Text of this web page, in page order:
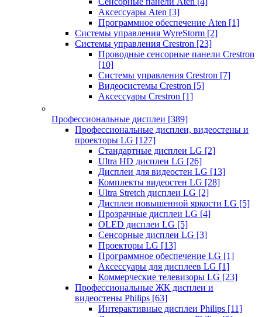
Аксессуары Aten [3]
Программное обеспечение Aten [1]
Системы управления WyreStorm [2]
Системы управления Crestron [23]
Проводные сенсорные панели Crestron
[10]
Системы управления Crestron [7]
Видеосистемы Crestron [5]
Аксессуары Crestron [1]
Профессиональные дисплеи [389]
Профессиональные дисплеи, видеостены и
проекторы LG [127]
Стандартные дисплеи LG [2]
Ultra HD дисплеи LG [26]
Дисплеи для видеостен LG [13]
Комплекты видеостен LG [28]
Ultra Stretch дисплеи LG [2]
Дисплеи повышенной яркости LG [5]
Прозрачные дисплеи LG [4]
OLED дисплеи LG [5]
Сенсорные дисплеи LG [3]
Проекторы LG [13]
Программное обеспечение LG [1]
Аксессуары для дисплеев LG [1]
Коммерческие телевизоры LG [23]
Профессиональные ЖК дисплеи и
видеостены Philips [63]
Интерактивные дисплеи Philips [11]